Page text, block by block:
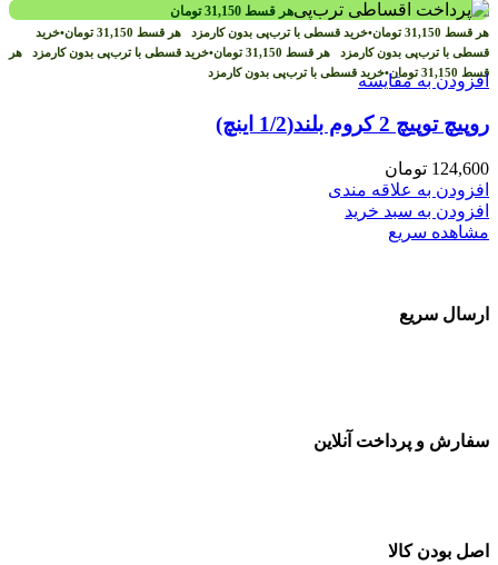
هر قسط 31,150 تومان
هر قسط 31,150 تومان•خرید قسطی با ترب‌پی بدون کارمزد هر قسط 31,150 تومان•خرید
قسطی با ترب‌پی بدون کارمزد هر قسط 31,150 تومان•خرید قسطی با ترب‌پی بدون کارمزد هر
قسط 31,150 تومان•خرید قسطی با ترب‌پی بدون کارمزدافزودن به مقایسه
روپیچ توپیچ 2 کروم بلند(1/2 اینچ)
124,600 تومان
افزودن به علاقه مندی
افزودن به سبد خرید
مشاهده سریع
ارسال سریع
سفارش و پرداخت آنلاین
اصل بودن کالا